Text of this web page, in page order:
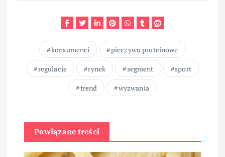
konsumenci
pieczywo proteinowe
regulacje
rynek segment
sport
trend
wyzwania
Powiązane treści